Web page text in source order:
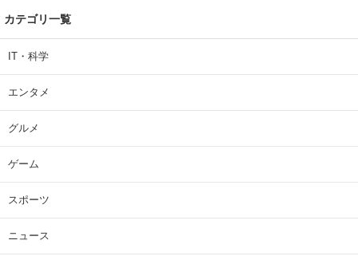
カテゴリ一覧
IT・科学
エンタメ
グルメ
ゲーム
スポーツ
ニュース